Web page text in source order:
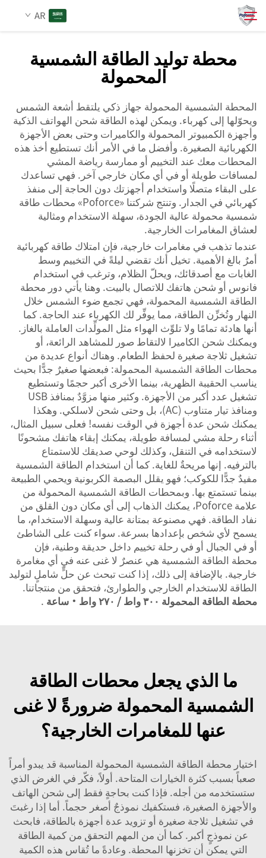
AR
المنتجات
الخدمات
الأخبار
اتصل بنا
محطة توليد الطاقة الشمسية
المحمولة
المحطة الشمسية المحمولة جهاز ذكي يلتقط أشعة الشمس
ويحوّلها إلى كهرباء. ويمكن لهذه الطاقة شحن الهواتف الذكية
وأجهزة الكمبيوتر المحمولة والكاميرات وحتى بعض الأجهزة
الكهربائية الصغيرة. وأفضل ما في الأمر أنك تستطيع أخذ هذه
المحطات معك عند التخييم أو ممارسة رياضة المشي
لمسافات طويلة أو في أي مكان خارجي آخر. فهي تساعدك
على البقاء متصلًا واستخدام أجهزتك دون الحاجة إلى منفذ
كهربائي في الجدار. وتنتج شركتنا «Poforce» محطات طاقة
شمسية محمولة عالية الجودة، سهلة الاستخدام ومثالية
لعشاق المغامرات الخارجية.
عندما تذهب في مغامرات خارجية، فإن امتلاك طاقة كهربائية
أمرٌ بالغ الأهمية. تخيل أنك تقضي ليلةً في التخييم وسط
الغابات مع أصدقائك، ويحلّ الظلام، وترغب في استخدام
فانوس أو شحن هاتفك للاتصال بالبيت. وهنا يأتي دور محطة
الطاقة الشمسية المحمولة، فهي تجمع ضوء الشمس خلال
النهار وتُخزِّن الطاقة، مما يوفِّر لك الكهرباء عند الحاجة. كما
أنها هادئة تمامًا ولا تلوِّث الهواء مثل المولِّدات العاملة بالغاز.
ويمكنك شحن الكاميرا لالتقاط صور للمشاهد الرائعة، أو
تشغيل ثلاجة صغيرة لحفظ الطعام. وهناك أنواع عديدة من
محطات الطاقة الشمسية المحمولة: فبعضها صغيرٌ جدًّا بحيث
يناسب الحقيبة الظهرية، بينما الأخرى أكبر حجمًا وتستطيع
تشغيل عدد أكبر من الأجهزة. وكثير منها مزوَّدٌ بمنافذ USB
ومنافذ تيار متناوب (AC)، بل وحتى شحن لاسلكي. وهكذا
يمكنك شحن عدة أجهزة في الوقت نفسه! فعلى سبيل المثال،
أثناء رحلة مشي لمسافة طويلة، يمكنك إبقاء هاتفك مشحونًا
لاستخدامه في التنقل، وكذلك لوحي صديقك للاستمتاع
بالترفيه. إنها مريحةٌ للغاية. كما أن استخدام الطاقة الشمسية
مفيدٌ جدًّا للكوكب؛ فهو يقلل البصمة الكربونية ويحمي الطبيعة
بينما تستمتع بها. وبمحطات الطاقة الشمسية المحمولة من
علامة Poforce، يمكنك الذهاب إلى أي مكان دون القلق من
نفاد الطاقة. فهي مصنوعة بمتانة عالية وسهلة الاستخدام، ما
يسمح لأي شخص بإعدادها بسرعة. سواء كنت على الشاطئ
أو في الجبال أو في رحلة تخييم داخل حديقة وطنية، فإن
محطة الطاقة الشمسية هي عنصرٌ لا غنى عنه في أي مغامرة
خارجية. بالإضافة إلى ذلك، إذا كنت تبحث عن حلٍّ شاملٍ لتوليد
الطاقة للاستخدام الخارجي والطوارئ، فتحقق من منتجاتنا.
محطة الطاقة المحمولة ٣٠٠ واط / ٢٧٠ واط·ساعة
.
ما الذي يجعل محطات الطاقة
الشمسية المحمولة ضرورةً لا غنى
عنها للمغامرات الخارجية؟
اختيار محطة الطاقة الشمسية المحمولة المناسبة قد يبدو أمراً
صعباً بسبب كثرة الخيارات المتاحة. أولاً، فكّر في الغرض الذي
ستستخدمه من أجله. فإذا كنت بحاجةٍ فقط إلى شحن الهاتف
والأجهزة الصغيرة، فستكفيك نموذجٌ أصغر حجماً. أما إذا رغبتَ
في تشغيل ثلاجة صغيرة أو تزويد عدة أجهزة بالطاقة، فابحث
عن نموذجٍ أكبر. كما أن من المهم التحقق من كمية الطاقة
التي يمكن أن تخزنها المحطة. وعادةً ما تُقاس هذه الكمية